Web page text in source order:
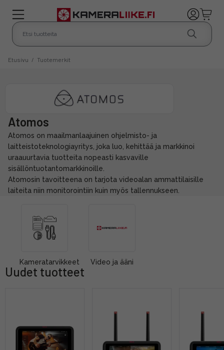
Etusivu / Tuotemerkit
Atomos
Atomos on maailmanlaajuinen ohjelmisto- ja
laitteistoteknologiayritys, joka luo, kehittää ja markkinoi
uraauurtavia tuotteita nopeasti kasvaville
sisällöntuotantomarkkinoille.
Atomosin tavoitteena on tarjota videoalan ammattilaisille
laiteita niin monitorointiin kuin myös tallennukseen.
Kameratarvikkeet Video ja ääni
Uudet tuotteet